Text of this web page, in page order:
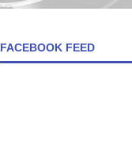
FACEBOOK FEED